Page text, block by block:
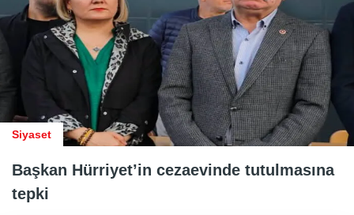
Siyaset
Başkan Hürriyet’in cezaevinde tutulmasına
tepki